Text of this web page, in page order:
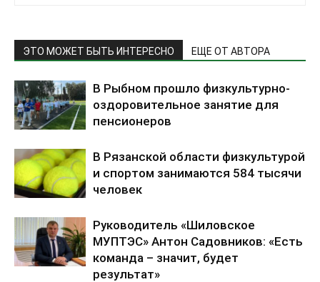
ЭТО МОЖЕТ БЫТЬ ИНТЕРЕСНО ЕЩЕ ОТ АВТОРА
В Рыбном прошло физкультурно-
оздоровительное занятие для
пенсионеров
В Рязанской области физкультурой
и спортом занимаются 584 тысячи
человек
Руководитель «Шиловское
МУПТЭС» Антон Садовников: «Есть
команда – значит, будет
результат»